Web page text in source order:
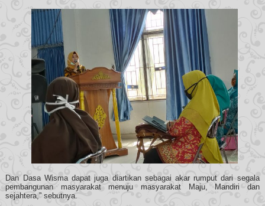
Dan Dasa Wisma dapat juga diartikan sebagai akar rumput dari segala
pembangunan masyarakat menuju masyarakat Maju, Mandiri dan
sejahtera,” sebutnya.